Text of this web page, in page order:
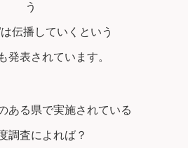
う
は伝播していくという
発表されています。
ある県で実施されている
調査によれば？